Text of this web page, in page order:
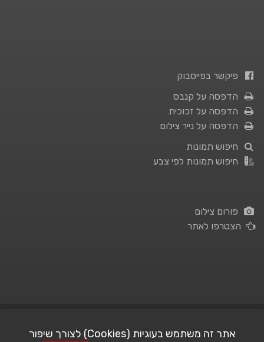
פיקשר בפייסבוק
הדפסה על קנבס
הדפסה על זכוכית
הדפסה על נייר צילום
חיפוש תמונות
חיפוש תמונות לפי צבע
פורום צילום
הצטרפו לאתר
אתר זה משתמש בעוגיות (Cookies) לצורך שיפור